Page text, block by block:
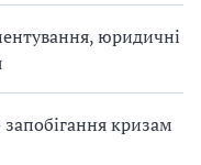
юридичні
кризам